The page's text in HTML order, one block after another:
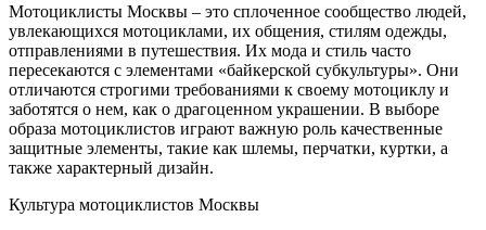
Мотоциклисты Москвы – это сплоченное сообщество людей,
увлекающихся мотоциклами, их общения, стилям одежды,
отправлениями в путешествия. Их мода и стиль часто
пересекаются с элементами «байкерской субкультуры». Они
отличаются строгими требованиями к своему мотоциклу и
заботятся о нем, как о драгоценном украшении. В выборе
образа мотоциклистов играют важную роль качественные
защитные элементы, такие как шлемы, перчатки, куртки, а
также характерный дизайн.
Культура мотоциклистов Москвы